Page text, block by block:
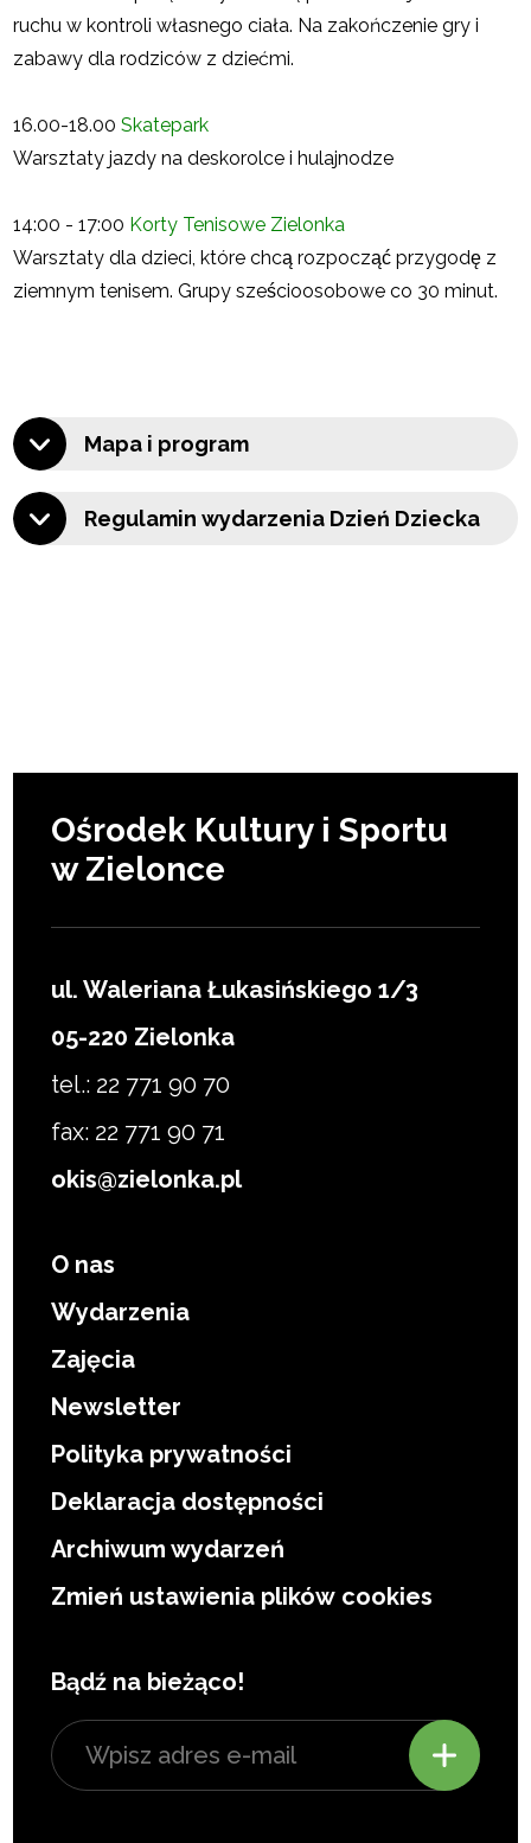
ruchu w kontroli własnego ciała. Na zakończenie gry i
zabawy dla rodziców z dziećmi.
16.00-18.00Skatepark
Warsztaty jazdy na deskorolce i hulajnodze
14:00 - 17:00 Korty Tenisowe Zielonka
Warsztaty dla dzieci, które chcą rozpocząć przygodę z
ziemnym tenisem. Grupy sześcioosobowe co 30 minut.
Mapa i program
Regulamin wydarzenia Dzień Dziecka
Ośrodek Kultury i Sportu
w Zielonce
ul. Waleriana Łukasińskiego 1/3
05-220 Zielonka
tel.: 22 771 90 70
fax: 22 771 90 71
okis@zielonka.pl
O nas
Wydarzenia
Zajęcia
Newsletter
Polityka prywatności
Deklaracja dostępności
Archiwum wydarzeń
Zmień ustawienia plików cookies
Bądź na bieżąco!